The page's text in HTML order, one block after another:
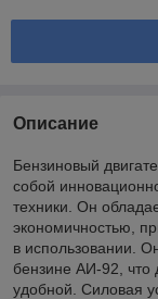
Описание
Бензиновый
собой
техники. Он
экономичностью,
в использовании.
бензине АИ-92, что
удобной. Силовая